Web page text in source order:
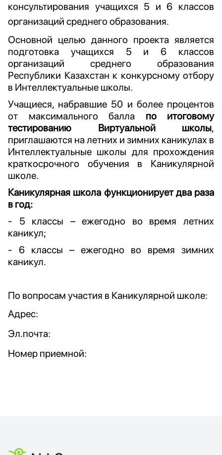
консультирования учащихся 5 и 6 классов
организаций среднего образования.
Основной целью данного проекта является
подготовка учащихся 5 и 6 классов
организаций среднего образования
Республики Казахстан к конкурсному отбору
в Интеллектуальные школы.
Учащиеся, набравшие 50 и более процентов
от максимального балла по итоговому
тестированию Виртуальной школы,
приглашаются на летних и зимних каникулах в
Интеллектуальные школы для прохождения
краткосрочного обучения в Каникулярной
школе.
Каникулярная школа функционирует два раза
в год:
- 5 классы – ежегодно во время летних
каникул;
- 6 классы – ежегодно во время зимних
каникул.
По вопросам участия в Каникулярной школе:
Адрес:
Эл.почта:
Номер приемной: